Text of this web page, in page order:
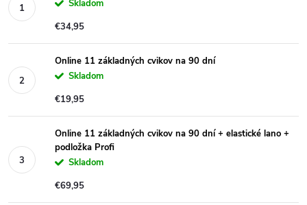
Skladom
€34,95
Online 11 základných cvikov na 90 dní
Skladom
€19,95
Online 11 základných cvikov na 90 dní + elastické lano +
podložka Profi
Skladom
€69,95